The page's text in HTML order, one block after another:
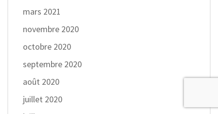
mars 2021
novembre 2020
octobre 2020
septembre 2020
août 2020
juillet 2020